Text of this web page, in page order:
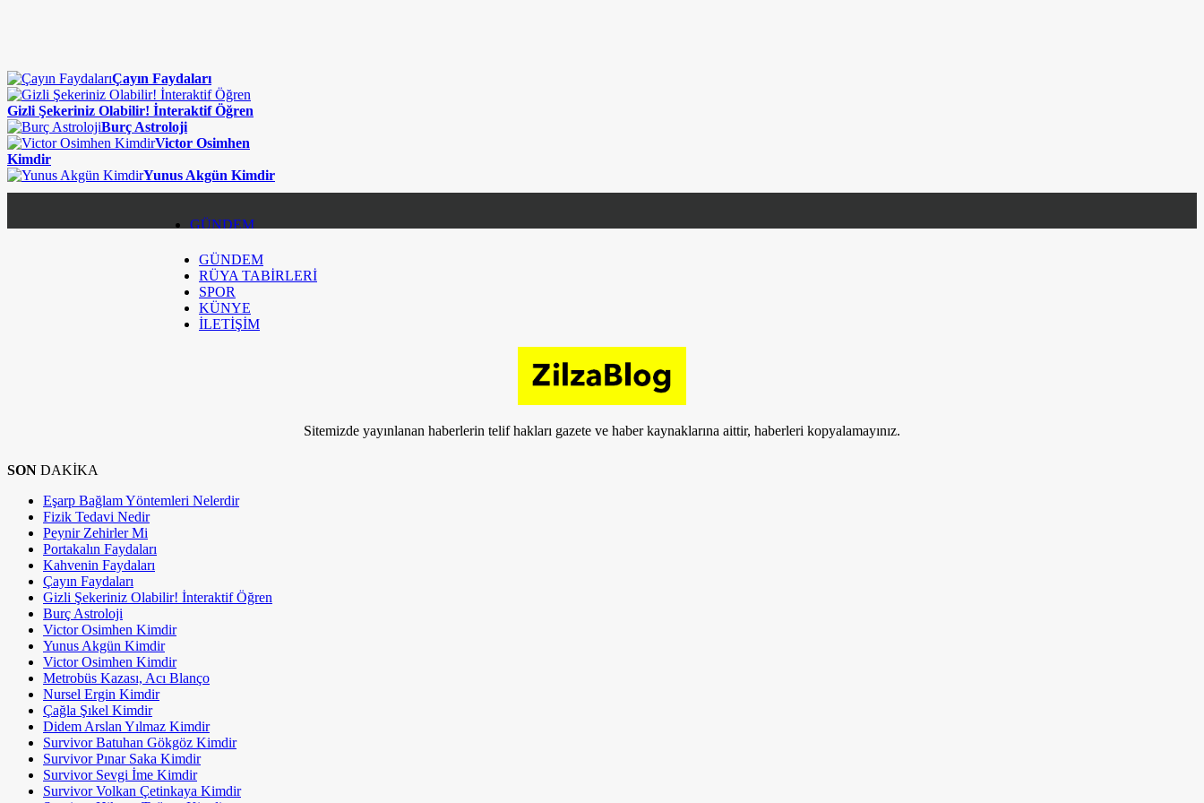
Çayın Faydaları
Gizli Şekeriniz Olabilir! İnteraktif Öğren
Burç Astroloji
Victor Osimhen
Kimdir
Yunus Akgün Kimdir
GÜNDEM
RÜYA TABİRLERİ
SPOR
KÜNYE
GÜNDEM
RÜYA TABİRLERİ
SPOR
KÜNYE
İLETİŞİM
Sitemizde yayınlanan haberlerin telif hakları gazete ve haber kaynaklarına aittir, haberleri kopyalamayınız.
SON DAKİKA
Eşarp Bağlam Yöntemleri Nelerdir
Fizik Tedavi Nedir
Peynir Zehirler Mi
Portakalın Faydaları
Kahvenin Faydaları
Çayın Faydaları
Gizli Şekeriniz Olabilir! İnteraktif Öğren
Burç Astroloji
Victor Osimhen Kimdir
Yunus Akgün Kimdir
Victor Osimhen Kimdir
Metrobüs Kazası, Acı Blanço
Nursel Ergin Kimdir
Çağla Şıkel Kimdir
Didem Arslan Yılmaz Kimdir
Survivor Batuhan Gökgöz Kimdir
Survivor Pınar Saka Kimdir
Survivor Sevgi İme Kimdir
Survivor Volkan Çetinkaya Kimdir